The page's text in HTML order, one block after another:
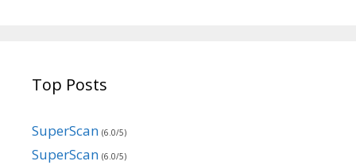
Top Posts
SuperScan (6.0/5)
SuperScan (6.0/5)